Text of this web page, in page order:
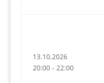
13.10.2026
20:00 - 22:00